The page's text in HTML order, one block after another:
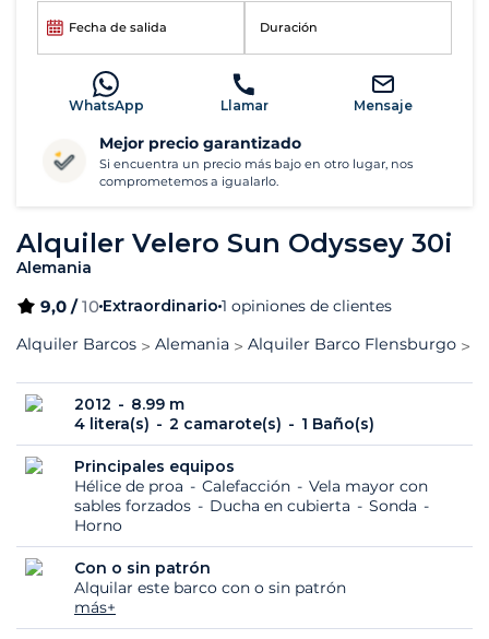
Alquiler Velero Sun Odyssey 30i
Alemania
9,0 /10 Extraordinario 1 opiniones de clientes
Alquiler Barcos
Alemania Alquiler Barco Flensburgo
2012
8.99 m
4 litera(s)
2 camarote(s) 1 Baño(s)
Principales equipos
Hélice de proa
Calefacción
Vela mayor con
sables forzados
Ducha en cubierta
Sonda
Horno
Con o sin patrón
Alquilar este barco con o sin patrón
más+
Fecha de salida Duración
WhatsApp Llamar Mensaje
Mejor precio garantizado
Si encuentra un precio más bajo en otro lugar, nos
comprometemos a igualarlo.